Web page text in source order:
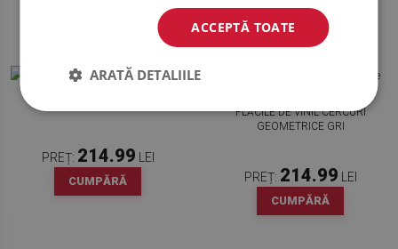
CUMPĂRĂ
PREȚ: 214.99 LEI
CUMPĂRĂ
PLĂCILE DE VINIL CERCURI
GEOMETRICE GRI
PREȚ: 214.99 LEI
CUMPĂRĂ
ACCEPTĂ TOATE
ARATĂ DETALIILE